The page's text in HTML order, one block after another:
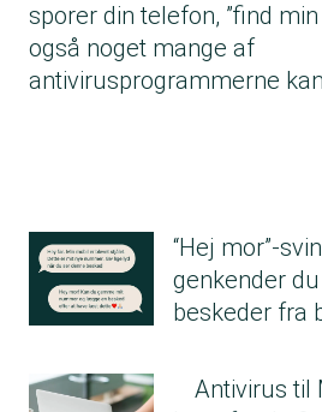
sporer din telefon, ”find
også noget mange af
antivirusprogrammerne
“Hej mor”-
genkender
beskeder fra
Antivirus til